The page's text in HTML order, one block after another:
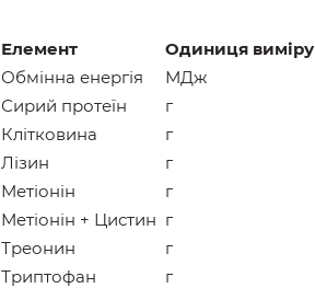
Елемент Одиниця виміру
Обмінна енергія
МДж
Сирий протеїн
г
Клітковина
г
Лізин
г
Метіонін
г
Метіонін + Цистин г
Треонин
г
Триптофан
г